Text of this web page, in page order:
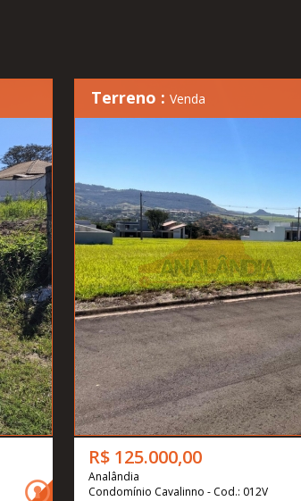
Terreno : Venda
R$ 125.000,00
Analândia
Condomínio Cavalinno - Cod.: 012V